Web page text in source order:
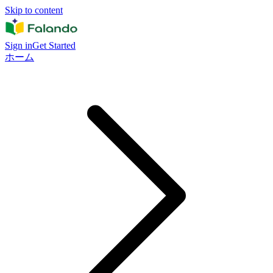
Skip to content
Sign inGet Started
ホーム